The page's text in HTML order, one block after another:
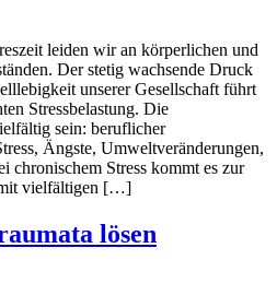
leiden wir an körperlichen und
Der stetig wachsende Druck
unserer Gesellschaft führt
Stressbelastung. Die
sein: beruflicher
Ängste, Umweltveränderungen,
chronischem Stress kommt es zur
mit vielfältigen […]
lösen